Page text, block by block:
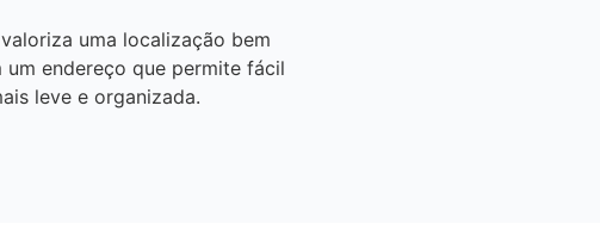
uma localização bem
endereço que permite fácil
leve e organizada.